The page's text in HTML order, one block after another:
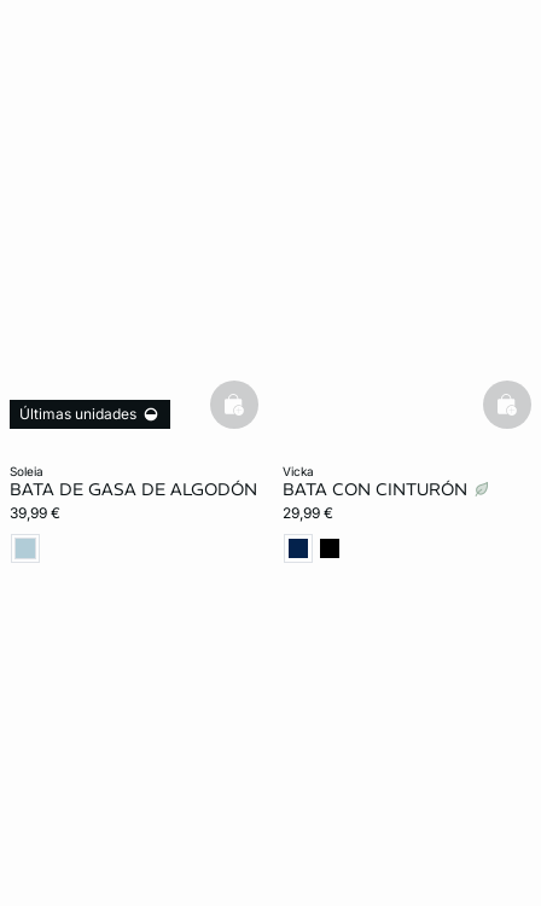
soleia
BATA DE GASA DE ALGODÓN
39,99 €
Últimas unidades
basketfull
vicka
BATA CON CINTURÓN
29,99 €